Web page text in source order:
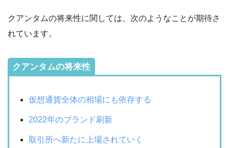
クアンタムの将来性に関しては、次のようなことが期待さ
れています。
クアンタムの将来性
仮想通貨全体の相場にも依存する
2022年のブランド刷新
取引所へ新たに上場されていく